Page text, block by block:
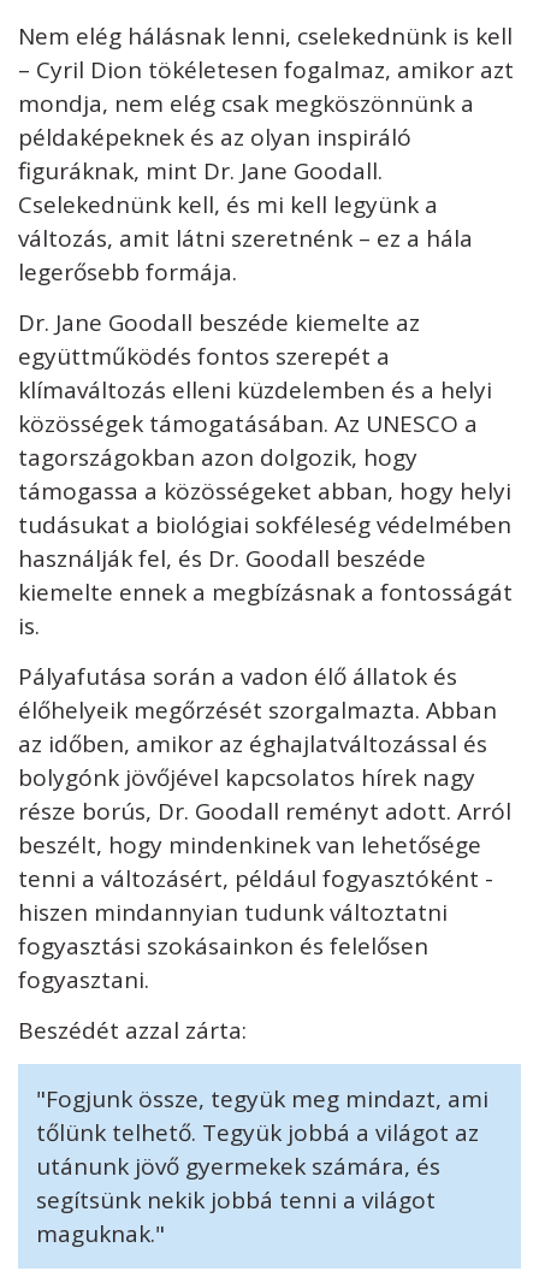
Nem elég hálásnak lenni, cselekednünk is kell
– Cyril Dion tökéletesen fogalmaz, amikor azt
mondja, nem elég csak megköszönnünk a
példaképeknek és az olyan inspiráló
figuráknak, mint Dr. Jane Goodall.
Cselekednünk kell, és mi kell legyünk a
változás, amit látni szeretnénk – ez a hála
legerősebb formája.
Dr. Jane Goodall beszéde kiemelte az
együttműködés fontos szerepét a
klímaváltozás elleni küzdelemben és a helyi
közösségek támogatásában. Az UNESCO a
tagországokban azon dolgozik, hogy
támogassa a közösségeket abban, hogy helyi
tudásukat a biológiai sokféleség védelmében
használják fel, és Dr. Goodall beszéde
kiemelte ennek a megbízásnak a fontosságát
is.
Pályafutása során a vadon élő állatok és
élőhelyeik megőrzését szorgalmazta. Abban
az időben, amikor az éghajlatváltozással és
bolygónk jövőjével kapcsolatos hírek nagy
része borús, Dr. Goodall reményt adott. Arról
beszélt, hogy mindenkinek van lehetősége
tenni a változásért, például fogyasztóként -
hiszen mindannyian tudunk változtatni
fogyasztási szokásainkon és felelősen
fogyasztani.
Beszédét azzal zárta:
"Fogjunk össze, tegyük meg mindazt, ami
tőlünk telhető. Tegyük jobbá a világot az
utánunk jövő gyermekek számára, és
segítsünk nekik jobbá tenni a világot
maguknak."